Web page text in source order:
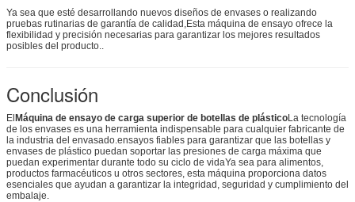
Ya sea que esté desarrollando nuevos diseños de envases o realizando
pruebas rutinarias de garantía de calidad,Esta máquina de ensayo ofrece la
flexibilidad y precisión necesarias para garantizar los mejores resultados
posibles del producto..
Conclusión
ElMáquina de ensayo de carga superior de botellas de plásticoLa tecnología
de los envases es una herramienta indispensable para cualquier fabricante de
la industria del envasado.ensayos fiables para garantizar que las botellas y
envases de plástico puedan soportar las presiones de carga máxima que
puedan experimentar durante todo su ciclo de vidaYa sea para alimentos,
productos farmacéuticos u otros sectores, esta máquina proporciona datos
esenciales que ayudan a garantizar la integridad, seguridad y cumplimiento del
embalaje.